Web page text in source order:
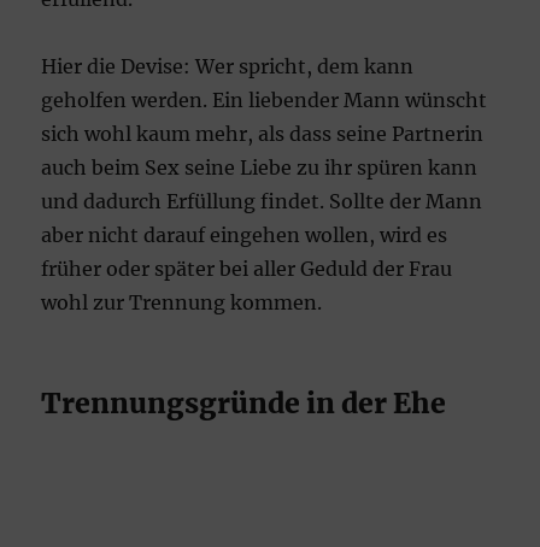
Hier die Devise: Wer spricht, dem kann
geholfen werden. Ein liebender Mann wünscht
sich wohl kaum mehr, als dass seine Partnerin
auch beim Sex seine Liebe zu ihr spüren kann
und dadurch Erfüllung findet. Sollte der Mann
aber nicht darauf eingehen wollen, wird es
früher oder später bei aller Geduld der Frau
wohl zur Trennung kommen.
Trennungsgründe in der Ehe